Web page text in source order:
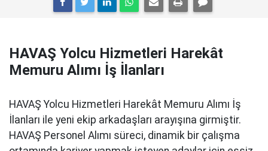
HAVAŞ Yolcu Hizmetleri Harekât
Memuru Alımı İş İlanları
HAVAŞ Yolcu Hizmetleri Harekât Memuru Alımı İş
İlanları ile yeni ekip arkadaşları arayışına girmiştir.
HAVAŞ Personel Alımı süreci, dinamik bir çalışma